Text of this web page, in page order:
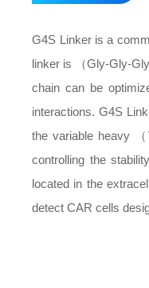
G4S Linker is a
linker is （Gly-Gly-
chain can be
interactions. G4S
the variable heavy
controlling the
located in the
detect CAR cells